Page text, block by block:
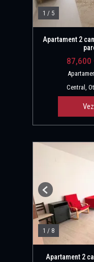
1 / 5
Apartament 2
87,600
Central,
1 / 8
Previous
Apartament 2